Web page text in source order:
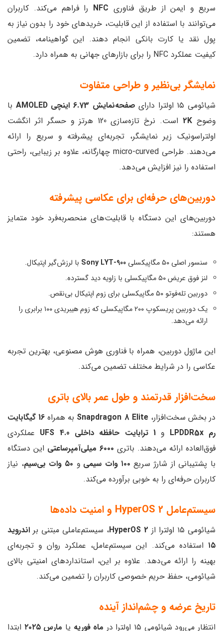
سریع و ایمن از طریق فناوری NFC را فراهم می‌کند. کاربران
می‌توانند با استفاده از این قابلیت، خریدهای خود را بدون نیاز به
پول نقد یا کارت بانکی انجام دهند. این گواهینامه، تضمین
کیفیت عملکرد NFC را برای بازارهای جهانی به همراه دارد.
نمایشگر بی‌نظیر و طراحی متفاوت
شیائومی ۱۵ اولترا دارای صفحه‌نمایش 6.73 اینچی AMOLED
با
وضوح 2K
است. نرخ تازه‌سازی 120 هرتز و حسگر اثر انگشت
اولتراسونیک زیر نمایشگر، تجربه‌ای پیشرفته و سریع را ارائه
می‌دهند. طراحی micro-curved چهارگانه، علاوه بر زیبایی، راحتی
استفاده را نیز افزایش می‌دهد.
دوربین‌های حرفه‌ای برای عکاسی پیشرفته
دوربین‌های این دستگاه با قابلیت‌های منحصربه‌فرد خود متمایز
هستند:
سنسور اصلی ۵۰ مگاپیکسلی Sony LYT-900 با لرزش‌گیر اپتیکال.
لنز فوق عریض ۵۰ مگاپیکسلی با زاویه دید گسترده.
دوربین تله‌فوتو ۵۰ مگاپیکسلی برای زوم اپتیکال بی‌نقص.
یک دوربین پریسکوپ ۲۰۰ مگاپیکسلی که زوم هیبریدی ۱۰۰ برابری را
ارائه می‌دهد.
این ماژول دوربین، همراه با فناوری هوش مصنوعی، بهترین تجربه
عکاسی را در شرایط مختلف تضمین می‌کند.
سخت‌افزار قدرتمند و طول عمر بالای باتری
در بخش سخت‌افزار،Snapdragon 8 Elite به همراه
16 گیگابایت
رم LPDDR5x
و 1 ترابایت حافظه داخلی UFS 4.0
عملکردی
فوق‌العاده ارائه می‌دهند. باتری ۶۰۰۰ میلی‌آمپرساعتی
این دستگاه
با پشتیبانی از شارژ سریع ۱۰۰ وات سیمی و ۵۰ وات بی‌سیم
، نیاز
کاربران حرفه‌ای را به خوبی برآورده می‌کند.
سیستم‌عامل HyperOS 2 و امنیت داده‌ها
شیائومی ۱۵ اولترا از HyperOS 2، سیستم‌عاملی مبتنی بر اندروید
۱۵ استفاده می‌کند. این سیستم‌عامل، عملکرد روان و تجربه‌ای
بهینه را ارائه می‌دهد. علاوه بر این، استانداردهای امنیتی بالای
شیائومی، حفظ حریم خصوصی کاربران را تضمین می‌کند.
تاریخ عرضه و چشم‌انداز آینده
انتظار می‌رود شیائومی ۱۵ اولترا در ماه فوریه یا مارس ۲۰۲۵
ابتدا